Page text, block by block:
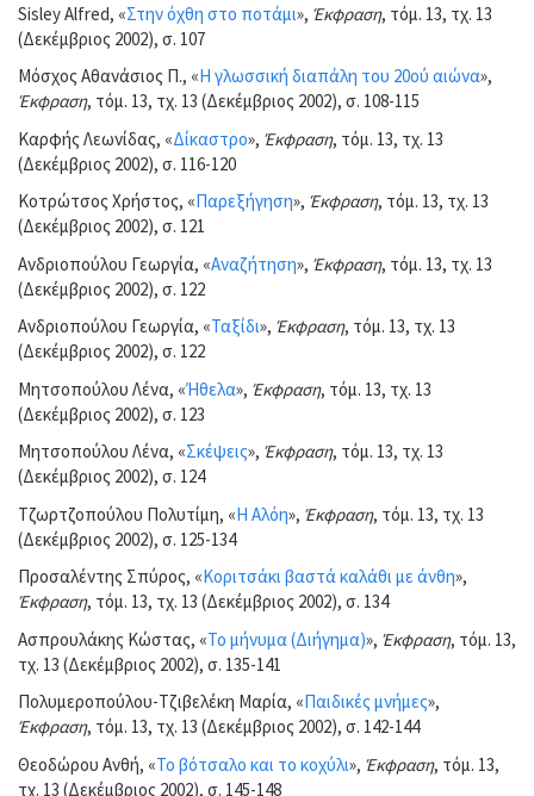
Sisley Alfred, «Στην όχθη στο ποτάμι», Έκφραση, τόμ. 13, τχ. 13
(Δεκέμβριος 2002), σ. 107
Μόσχος Αθανάσιος Π., «Η γλωσσική διαπάλη του 20ού αιώνα»,
Έκφραση, τόμ. 13, τχ. 13 (Δεκέμβριος 2002), σ. 108-115
Καρφής Λεωνίδας, «Δίκαστρο», Έκφραση, τόμ. 13, τχ. 13
(Δεκέμβριος 2002), σ. 116-120
Κοτρώτσος Χρήστος, «Παρεξήγηση», Έκφραση, τόμ. 13, τχ. 13
(Δεκέμβριος 2002), σ. 121
Ανδριοπούλου Γεωργία, «Αναζήτηση», Έκφραση, τόμ. 13, τχ. 13
(Δεκέμβριος 2002), σ. 122
Ανδριοπούλου Γεωργία, «Ταξίδι», Έκφραση, τόμ. 13, τχ. 13
(Δεκέμβριος 2002), σ. 122
Μητσοπούλου Λένα, «Ήθελα», Έκφραση, τόμ. 13, τχ. 13
(Δεκέμβριος 2002), σ. 123
Μητσοπούλου Λένα, «Σκέψεις», Έκφραση, τόμ. 13, τχ. 13
(Δεκέμβριος 2002), σ. 124
Τζωρτζοπούλου Πολυτίμη, «Η Αλόη», Έκφραση, τόμ. 13, τχ. 13
(Δεκέμβριος 2002), σ. 125-134
Προσαλέντης Σπύρος, «Κοριτσάκι βαστά καλάθι με άνθη»,
Έκφραση, τόμ. 13, τχ. 13 (Δεκέμβριος 2002), σ. 134
Ασπρουλάκης Κώστας, «Το μήνυμα (Διήγημα)», Έκφραση, τόμ. 13,
τχ. 13 (Δεκέμβριος 2002), σ. 135-141
Πολυμεροπούλου-Τζιβελέκη Μαρία, «Παιδικές μνήμες»,
Έκφραση, τόμ. 13, τχ. 13 (Δεκέμβριος 2002), σ. 142-144
Θεοδώρου Ανθή, «Το βότσαλο και το κοχύλι», Έκφραση, τόμ. 13,
τχ. 13 (Δεκέμβριος 2002), σ. 145-148